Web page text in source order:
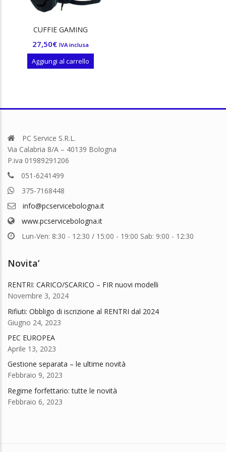
CUFFIE GAMING
27,50€ IVA inclusa
Aggiungi al carrello
PC Service S.R.L.
Via Calabria 8/A – 40139 Bologna
P.iva 01989291206
051-6241499
375-7168448
info@pcservicebologna.it
www.pcservicebologna.it
Lun-Ven: 8:30 - 12:30 / 15:00 - 19:00 Sab: 9:00 - 12:30
Novita’
RENTRI: CARICO/SCARICO – FIR nuovi modelli
Novembre 3, 2024
Rifiuti: Obbligo di iscrizione al RENTRI dal 2024
Giugno 24, 2023
PEC EUROPEA
Aprile 13, 2023
Gestione separata – le ultime novità
Febbraio 9, 2023
Regime forfettario: tutte le novità
Febbraio 6, 2023